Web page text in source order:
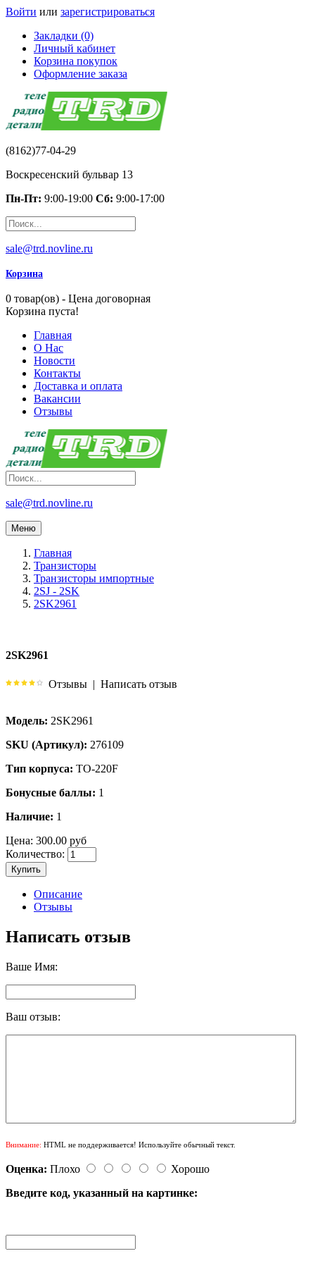
Войти или зарегистрироваться
Закладки (0)
Личный кабинет
Корзина покупок
Оформление заказа
(8162)77-04-29
Воскресенский бульвар 13
Пн-Пт: 9:00-19:00 Сб: 9:00-17:00
sale@trd.novline.ru
Корзина
0 товар(ов) - Цена договорная
Корзина пуста!
Главная
О Нас
Новости
Контакты
Доставка и оплата
Вакансии
Отзывы
sale@trd.novline.ru
Меню
Главная
Транзисторы
Транзисторы импортные
2SJ - 2SK
2SK2961
2SK2961
Отзывы | Написать отзыв
Модель: 2SK2961
SKU (Артикул): 276109
Тип корпуса: TO-220F
Бонусные баллы: 1
Наличие: 1
Цена: 300.00 руб
Количество:
Купить
Описание
Отзывы
Написать отзыв
Ваше Имя:
Ваш отзыв:
Внимание: HTML не поддерживается! Используйте обычный текст.
Оценка: Плохо
Хорошо
Введите код, указанный на картинке: